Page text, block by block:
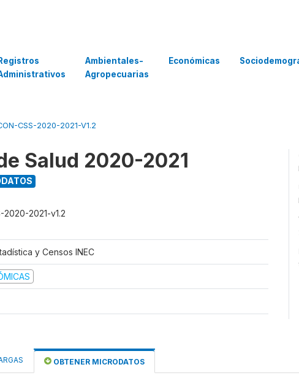
Registros
Ambientales-
Agropecuarias
Económicas
CSS-2020-2021-V1.2
Salud 2020-2021
2020-2021-v1.2
y Censos INEC
OBTENER MICRODATOS